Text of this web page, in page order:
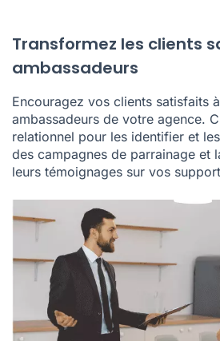
Transformez les clients
ambassadeurs
Encouragez vos clients satisfaits
ambassadeurs de votre agence.
relationnel pour les identifier et
des campagnes de parrainage et
leurs témoignages sur vos